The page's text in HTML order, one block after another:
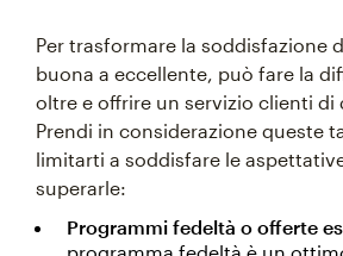
Per trasformare la soddisfazione
buona a eccellente, può fare la
oltre e offrire un servizio clienti di
Prendi in considerazione queste
limitarti a soddisfare le
superarle:
Programmi fedeltà o offerte